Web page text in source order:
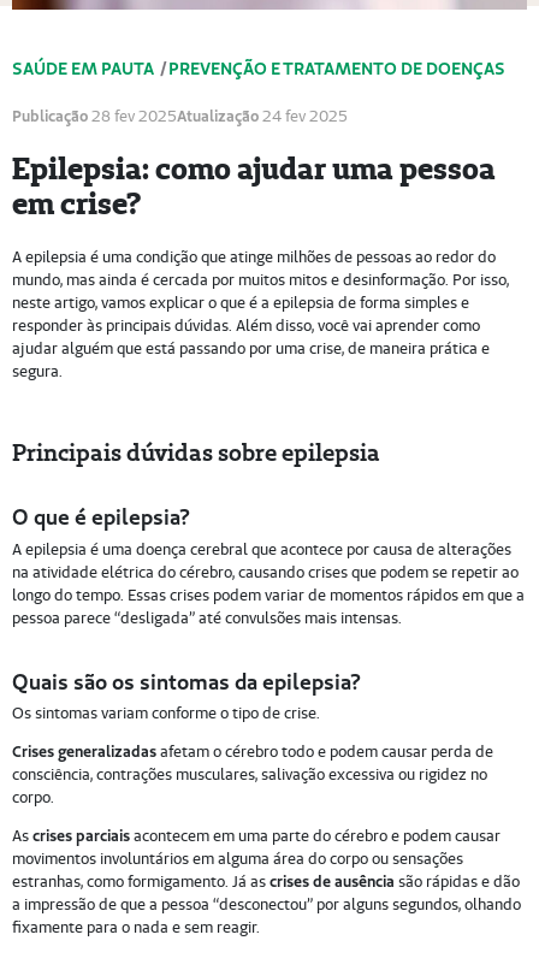
SAÚDE EM PAUTA /PREVENÇÃO E TRATAMENTO DE DOENÇAS
Publicação28 fev 2025Atualização24 fev 2025
Epilepsia: como ajudar uma pessoa
em crise?
A epilepsia é uma condição que atinge milhões de pessoas ao redor do
mundo, mas ainda é cercada por muitos mitos e desinformação. Por isso,
neste artigo, vamos explicar o que é a epilepsia de forma simples e
responder às principais dúvidas. Além disso, você vai aprender como
ajudar alguém que está passando por uma crise, de maneira prática e
segura.
Principais dúvidas sobre epilepsia
O que é epilepsia?
A epilepsia é uma doença cerebral que acontece por causa de alterações
na atividade elétrica do cérebro, causando crises que podem se repetir ao
longo do tempo. Essas crises podem variar de momentos rápidos em que a
pessoa parece “desligada” até convulsões mais intensas.
Quais são os sintomas da epilepsia?
Os sintomas variam conforme o tipo de crise.
Crises generalizadasafetam o cérebro todo e podem causar perda de
consciência, contrações musculares, salivação excessiva ou rigidez no
corpo.
Ascrises parciaisacontecem em uma parte do cérebro e podem causar
movimentos involuntários em alguma área do corpo ou sensações
estranhas, como formigamento. Já ascrises de ausência são rápidas e dão
a impressão de que a pessoa “desconectou” por alguns segundos, olhando
fixamente para o nada e sem reagir.